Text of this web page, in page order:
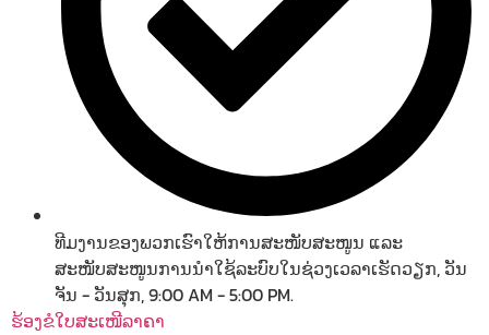
ທີມງານຂອງພວກເຮົາໃຫ້ການສະໜັບສະໜູນ ແລະ
ສະໜັບສະໜູນການນຳໃຊ້ລະບົບໃນຊ່ວງເວລາເຮັດວຽກ, ວັນ
ຈັນ - ວັນສຸກ, 9:00 AM - 5:00 PM.
ຮ້ອງຂໍໃບສະເໜີລາຄາ